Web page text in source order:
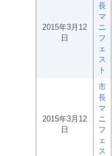
2015年3月12
日
長
マ
ニ
フ
ェ
ス
ト
2015年3月12
日
市
長
マ
ニ
フ
ェ
ス